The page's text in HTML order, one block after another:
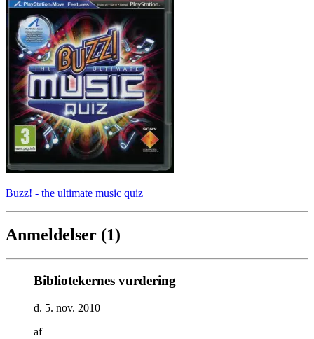
Buzz! - the ultimate music quiz
Anmeldelser (1)
Bibliotekernes vurdering
d. 5. nov. 2010
af